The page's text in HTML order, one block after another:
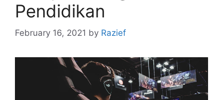
Pendidikan
February 16, 2021 by Razief